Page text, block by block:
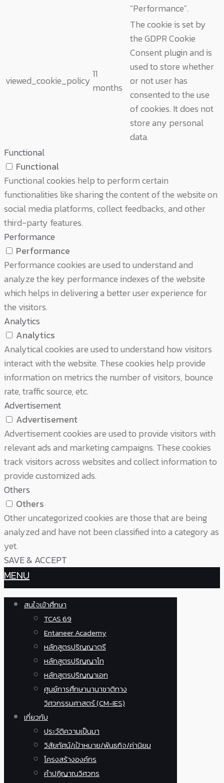
"Performance".
viewed_cookie_policy
11
months
The cookie is set by
the GDPR Cookie
Consent plugin and is
used to store whether
or not user has
consented to the use
of cookies. It does not
store any personal
data.
Functional
Functional
Functional cookies help to perform certain
functionalities like sharing the content of the website on
social media platforms, collect feedbacks, and other
third-party features.
Performance
Performance
Performance cookies are used to understand and
analyze the key performance indexes of the website
which helps in delivering a better user experience for
the visitors.
Analytics
Analytics
Analytical cookies are used to understand how visitors
interact with the website. These cookies help provide
information on metrics the number of visitors, bounce
rate, traffic source, etc.
Advertisement
Advertisement
Advertisement cookies are used to provide visitors with
relevant ads and marketing campaigns. These cookies
track visitors across websites and collect information to
provide customized ads.
Others
Others
Other uncategorized cookies are those that are being
analyzed and have not been classified into a category as
yet.
SAVE & ACCEPT
MENU
สนใจเข้าศึกษา
TCAS 69
Entaneer Academy
หลักสูตรปริญญาตรี
หลักสูตรปริญญาโท
หลักสูตรปริญญาเอก
ศูนย์การศึกษานานาชาติทาง
วิศวกรรมศาสตร์ (CM-IES)
เกี่ยวกับ
ประวัติความเป็นมา
วิสัยทัศน์/เป้าหมาย/พันธกิจ/ค่านิยม
โครงสร้างองค์กร
คำปฏิญาณวิศวกร